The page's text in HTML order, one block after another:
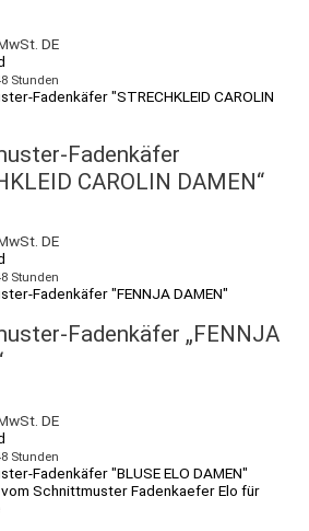
DE
Stunden
Fadenkäfer
CAROLIN DAMEN“
DE
Stunden
Fadenkäfer „FENNJA
DE
Stunden